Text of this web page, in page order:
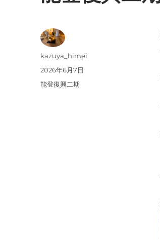
投
稿
kazuya_himei
投
稿
2026年6月7日
カ
能登復興二期